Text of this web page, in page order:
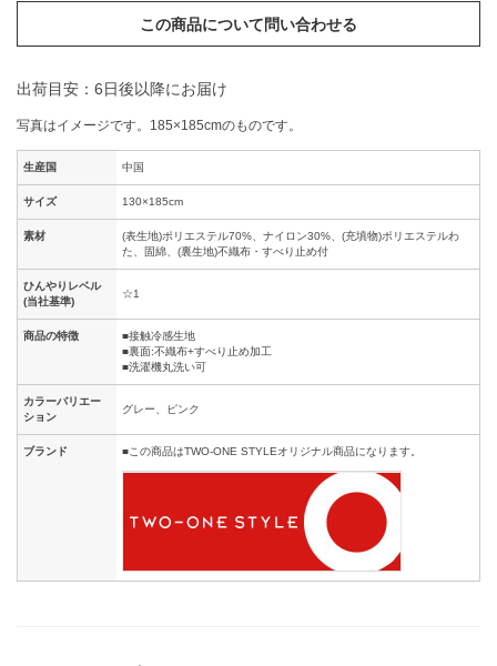
この商品について問い合わせる
出荷目安：6日後以降にお届け
写真はイメージです。185×185cmのものです。
生産国 中国
サイズ 130×185cm
素材
(表生地)ポリエステル70%、ナイロン30%、(充填物)ポリエステルわ
た、固綿、(裏生地)不織布・すべり止め付
ひんやりレベル
(当社基準)
☆1
商品の特徴
■接触冷感生地
■裏面:不織布+すべり止め加工
■洗濯機丸洗い可
カラーバリエー
ション
グレー、ピンク
ブランド ■この商品はTWO-ONE STYLEオリジナル商品になります。